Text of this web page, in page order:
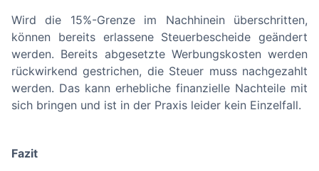
Wird die 15%-Grenze im Nachhinein überschritten,
können bereits erlassene Steuerbescheide geändert
werden. Bereits abgesetzte Werbungskosten werden
rückwirkend gestrichen, die Steuer muss nachgezahlt
werden. Das kann erhebliche finanzielle Nachteile mit
sich bringen und ist in der Praxis leider kein Einzelfall.
Fazit